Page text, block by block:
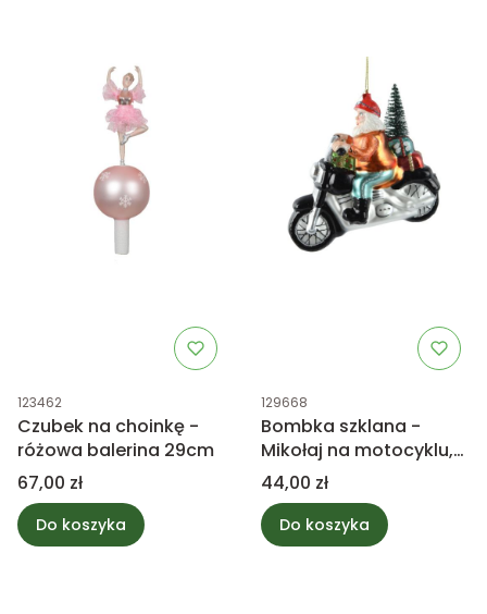
Kod produktu
123462
Czubek na choinkę -
różowa balerina 29cm
Cena
67,00 zł
Do koszyka
Kod produktu
129668
Bombka szklana -
Mikołaj na motocyklu,
prezent dla
motocyklisty
Cena
44,00 zł
Do koszyka